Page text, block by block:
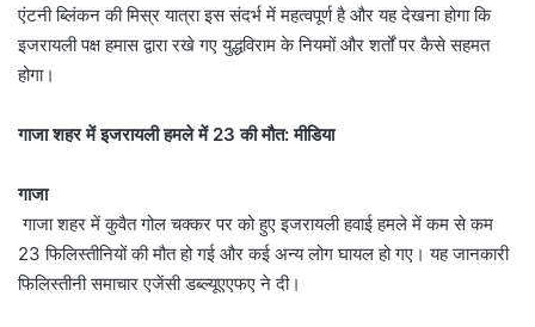
एंटनी ब्लिंकन की मिस्र यात्रा इस संदर्भ में महत्वपूर्ण है और यह देखना होगा कि
इजरायली पक्ष हमास द्वारा रखे गए युद्धविराम के नियमों और शर्तों पर कैसे सहमत
होगा।
गाजा शहर में इजरायली हमले में 23 की मौत: मीडिया
गाजा
गाजा शहर में कुवैत गोल चक्कर पर को हुए इजरायली हवाई हमले में कम से कम
23 फिलिस्तीनियों की मौत हो गई और कई अन्य लोग घायल हो गए। यह जानकारी
फिलिस्तीनी समाचार एजेंसी डब्ल्यूएएफए ने दी।